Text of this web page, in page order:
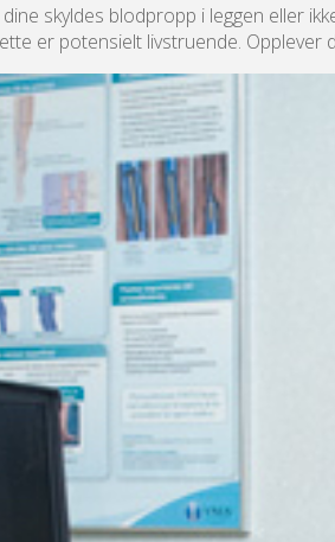
skyldes blodpropp i leggen eller
er potensielt livstruende.